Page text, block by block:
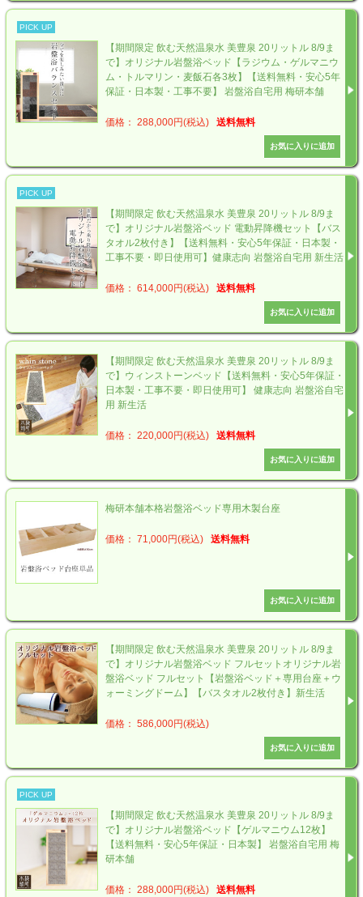
PICK UP
【期間限定 飲む天然温泉水 美豊泉 20リットル 8/9ま
で】オリジナル岩盤浴ベッド【ラジウム・ゲルマニウ
ム・トルマリン・麦飯石各3枚】【送料無料・安心5年
保証・日本製・工事不要】 岩盤浴自宅用 梅研本舗
価格： 288,000円(税込) 送料無料
PICK UP
【期間限定 飲む天然温泉水 美豊泉 20リットル 8/9ま
で】オリジナル岩盤浴ベッド 電動昇降機セット【バス
タオル2枚付き】【送料無料・安心5年保証・日本製・
工事不要・即日使用可】健康志向 岩盤浴自宅用 新生活
価格： 614,000円(税込) 送料無料
【期間限定 飲む天然温泉水 美豊泉 20リットル 8/9ま
で】ウィンストーンベッド【送料無料・安心5年保証・
日本製・工事不要・即日使用可】 健康志向 岩盤浴自宅
用 新生活
価格： 220,000円(税込) 送料無料
梅研本舗本格岩盤浴ベッド専用木製台座
価格： 71,000円(税込) 送料無料
【期間限定 飲む天然温泉水 美豊泉 20リットル 8/9ま
で】オリジナル岩盤浴ベッド フルセットオリジナル岩
盤浴ベッド フルセット【岩盤浴ベッド＋専用台座＋ウ
ォーミングドーム】【バスタオル2枚付き】新生活
価格： 586,000円(税込)
PICK UP
【期間限定 飲む天然温泉水 美豊泉 20リットル 8/9ま
で】オリジナル岩盤浴ベッド【ゲルマニウム12枚】
【送料無料・安心5年保証・日本製】 岩盤浴自宅用 梅
研本舗
価格： 288,000円(税込) 送料無料